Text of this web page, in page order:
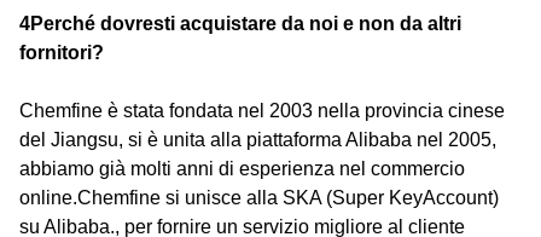
4Perché dovresti acquistare da noi e non da altri
fornitori?
Chemfine è stata fondata nel 2003 nella provincia cinese
del Jiangsu, si è unita alla piattaforma Alibaba nel 2005,
abbiamo già molti anni di esperienza nel commercio
online.Chemfine si unisce alla SKA (Super KeyAccount)
su Alibaba., per fornire un servizio migliore al cliente